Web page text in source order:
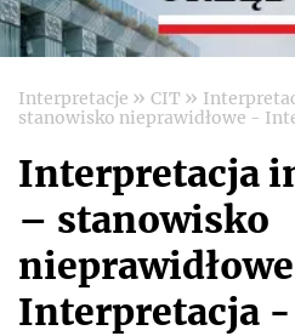
Interpretacje » CIT »
stanowisko nieprawidłowe -
Interpretacja
– stanowisko
Interpretacja